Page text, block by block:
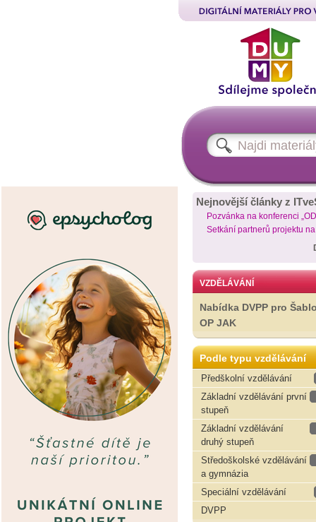
Nejnovější články z
Pozvánka na konferenci
Setkání partnerů projektu
VZDĚLÁVÁNÍ
Nabídka DVPP pro
OP JAK
Podle typu vzdělávání
Předškolní vzdělávání
Základní vzdělávání první
stupeň
Základní vzdělávání
druhý stupeň
Středoškolské vzdělávání
a gymnázia
Speciální vzdělávání
DVPP